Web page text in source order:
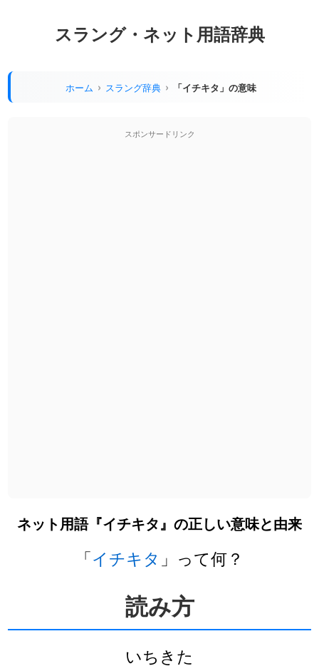
スラング・ネット用語辞典
ホーム スラング辞典 「イチキタ」の意味
スポンサードリンク
ネット用語『イチキタ』の正しい意味と由来
「イチキタ 」って何？
読み方
いちきた